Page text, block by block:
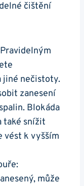
čištění
jiné nečistoty.
zanesení
Blokáda
také snížit
vést k vyšším
může